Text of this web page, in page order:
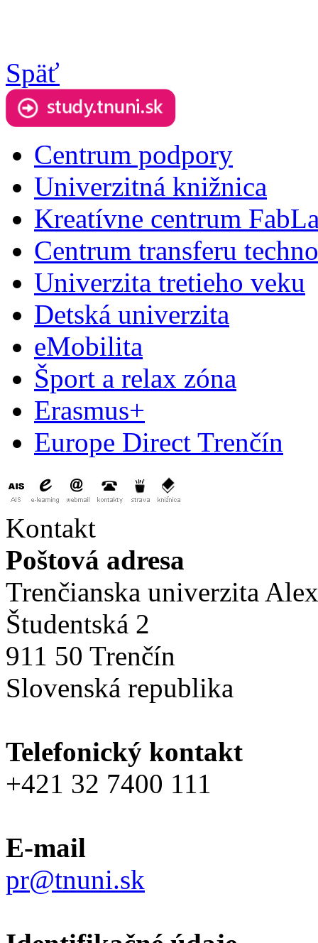
Späť
Centrum podpory
Univerzitná knižnica
Kreatívne centrum
Centrum transferu
Univerzita tretieho veku
Detská univerzita
eMobilita
Šport a relax zóna
Erasmus+
Europe Direct Trenčín
Kontakt
Poštová adresa
Trenčianska univerzita
Študentská 2
911 50 Trenčín
Slovenská republika
Telefonický kontakt
+421 32 7400 111
E-mail
pr@tnuni.sk